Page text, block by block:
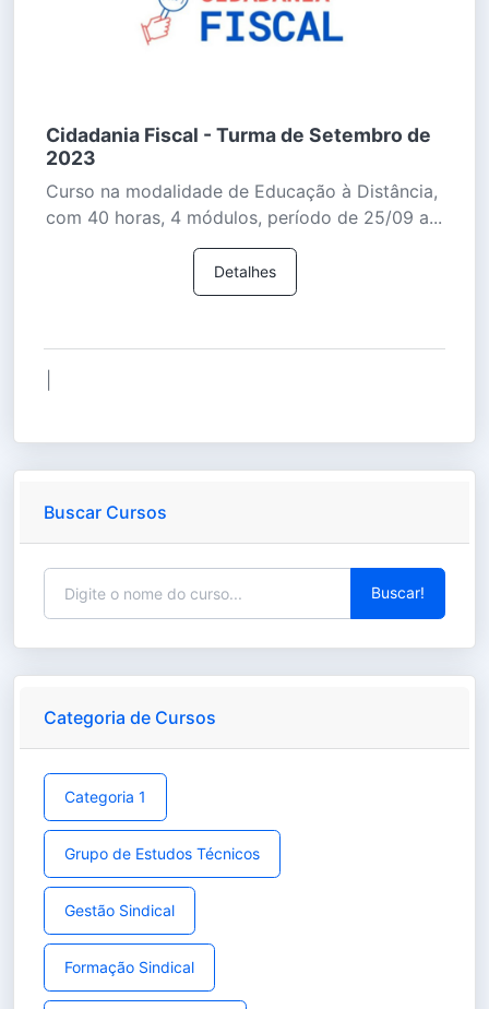
Cidadania Fiscal - Turma de Setembro de
2023
Curso na modalidade de Educação à Distância,
com 40 horas, 4 módulos, período de 25/09 a...
Detalhes
Buscar Cursos
Buscar!
Categoria de Cursos
Categoria 1
Grupo de Estudos Técnicos
Gestão Sindical
Formação Sindical